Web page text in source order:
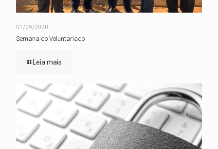
01/09/2020
Semana do Voluntariado
Leia mais